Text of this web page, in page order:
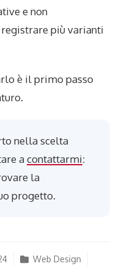
e non
più varianti
è il primo passo
nella scelta
acontattarmi:
la
progetto.
Web Design